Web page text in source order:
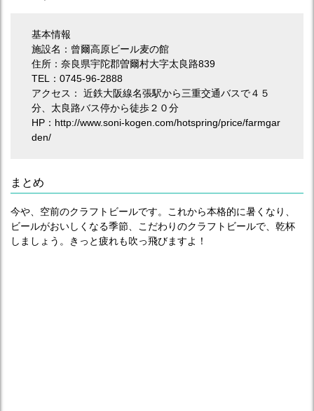
基本情報
施設名：曾爾高原ビール麦の館
住所：奈良県宇陀郡曽爾村大字太良路839
TEL：0745-96-2888
アクセス： 近鉄大阪線名張駅から三重交通バスで４５
分、太良路バス停から徒歩２０分
HP：http://www.soni-kogen.com/hotspring/price/farmgar
den/
まとめ
今や、空前のクラフトビールです。これから本格的に暑くなり、
ビールがおいしくなる季節、こだわりのクラフトビールで、乾杯
しましょう。きっと疲れも吹っ飛びますよ！